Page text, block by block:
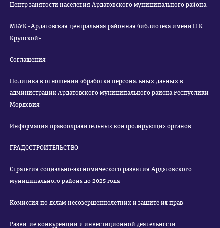
Центр занятости населения Ардатовского муниципального района.
МБУК «Ардатовская центральная районная библиотека имени Н.К.
Крупской»
Соглашения
Политика в отношении обработки персональных данных в
администрации Ардатовского муниципального района Республики
Мордовия
Информация правоохранительных контролирующих органов
ГРАДОСТРОИТЕЛЬСТВО
Стратегия социально-экономического развития Ардатовского
муниципального района до 2025 года
Комиссия по делам несовершеннолетних и защите их прав
Развитие конкуренции и инвестиционной деятельности